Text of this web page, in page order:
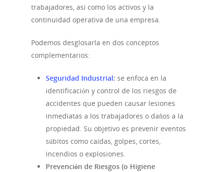
trabajadores, así como los activos y la
continuidad operativa de una empresa.
Podemos desglosarla en dos conceptos
complementarios:
Seguridad Industrial: se enfoca en la
identificación y control de los riesgos de
accidentes que pueden causar lesiones
inmediatas a los trabajadores o daños a la
propiedad. Su objetivo es prevenir eventos
súbitos como caídas, golpes, cortes,
incendios o explosiones.
Prevención de Riesgos (o Higiene